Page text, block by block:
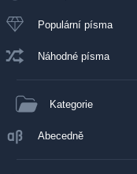
Populární písma
Náhodné písma
Kategorie
Abecedně